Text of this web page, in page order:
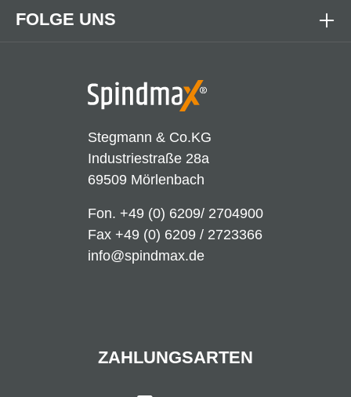
Stegmann & Co.KG
Industriestraße 28a
69509 Mörlenbach
Fon. +49 (0) 6209/ 2704900
Fax +49 (0) 6209 / 2723366
info@spindmax.de
FOLGE UNS
ZAHLUNGSARTEN